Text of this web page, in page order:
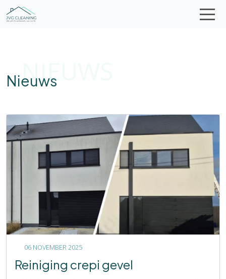
NIEUWS
Nieuws
06 NOVEMBER 2025
Reiniging crepi gevel